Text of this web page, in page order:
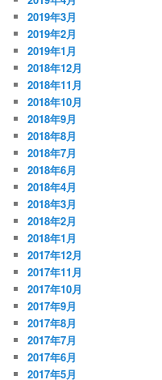
2019年3月
2019年2月
2019年1月
2018年12月
2018年11月
2018年10月
2018年9月
2018年8月
2018年7月
2018年6月
2018年4月
2018年3月
2018年2月
2018年1月
2017年12月
2017年11月
2017年10月
2017年9月
2017年8月
2017年7月
2017年6月
2017年5月